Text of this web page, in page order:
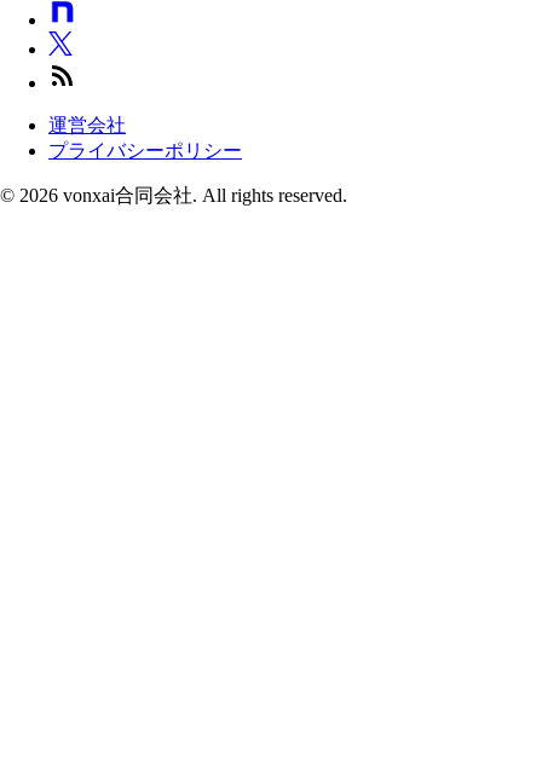
運営会社
プライバシーポリシー
© 2026 vonxai合同会社. All rights reserved.